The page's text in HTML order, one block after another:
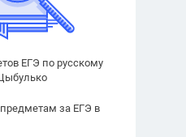
ЕГЭ по русскому
за ЕГЭ в